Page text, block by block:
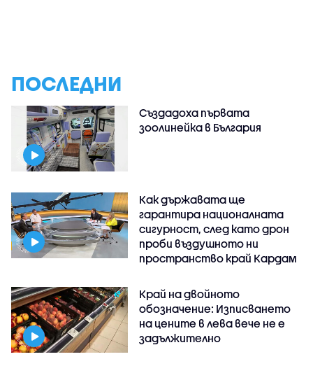
ПОСЛЕДНИ
Създадоха първата
зоолинейка в България
Как държавата ще
гарантира националната
сигурност, след като дрон
проби въздушното ни
пространство край Кардам
Край на двойното
обозначение: Изписването
на цените в лева вече не е
задължително